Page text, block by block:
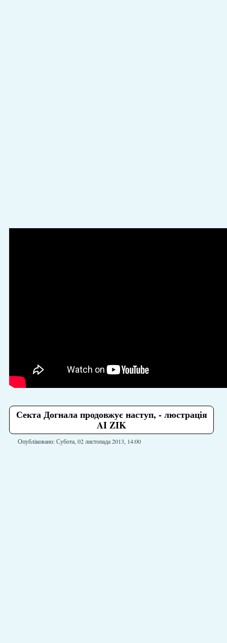
Секта Догнала продовжує наступ, - люстрація
AI ZIK
Опубліковано: Субота, 02 листопада 2013, 14:00